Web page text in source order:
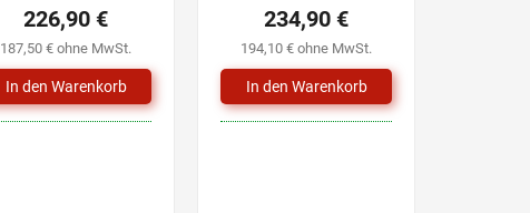
187,50 € ohne MwSt.
226,90 €
194,10 € ohne MwSt.
234,90 €